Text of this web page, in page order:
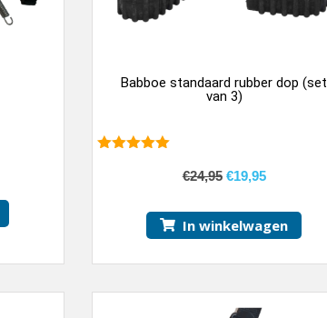
Babboe standaard rubber dop (set
van 3)
€24,95 €19,95
In winkelwagen